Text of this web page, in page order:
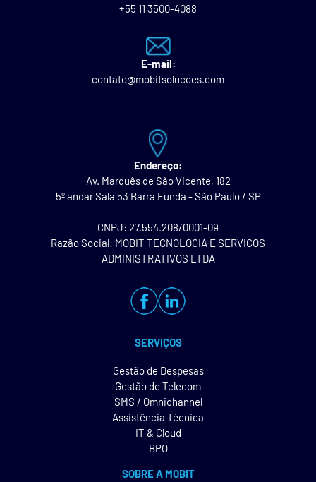
+55 11 3500-4088
E-mail:
contato@mobitsolucoes.com
Endereço:
Av. Marquês de São Vicente, 182
5º andar Sala 53 Barra Funda - São Paulo / SP
CNPJ: 27.554.208/0001-09
Razão Social: MOBIT TECNOLOGIA E SERVICOS
ADMINISTRATIVOS LTDA
SERVIÇOS
Gestão de Despesas
Gestão de Telecom
SMS / Omnichannel
Assistência Técnica
IT & Cloud
BPO
SOBRE A MOBIT